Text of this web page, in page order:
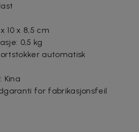
10 x 8,5 cm
0,5 kg
automatisk
Kina
for fabrikasjonsfeil